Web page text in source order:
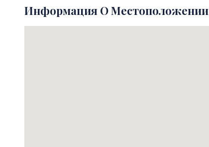
Информация О Местоположении